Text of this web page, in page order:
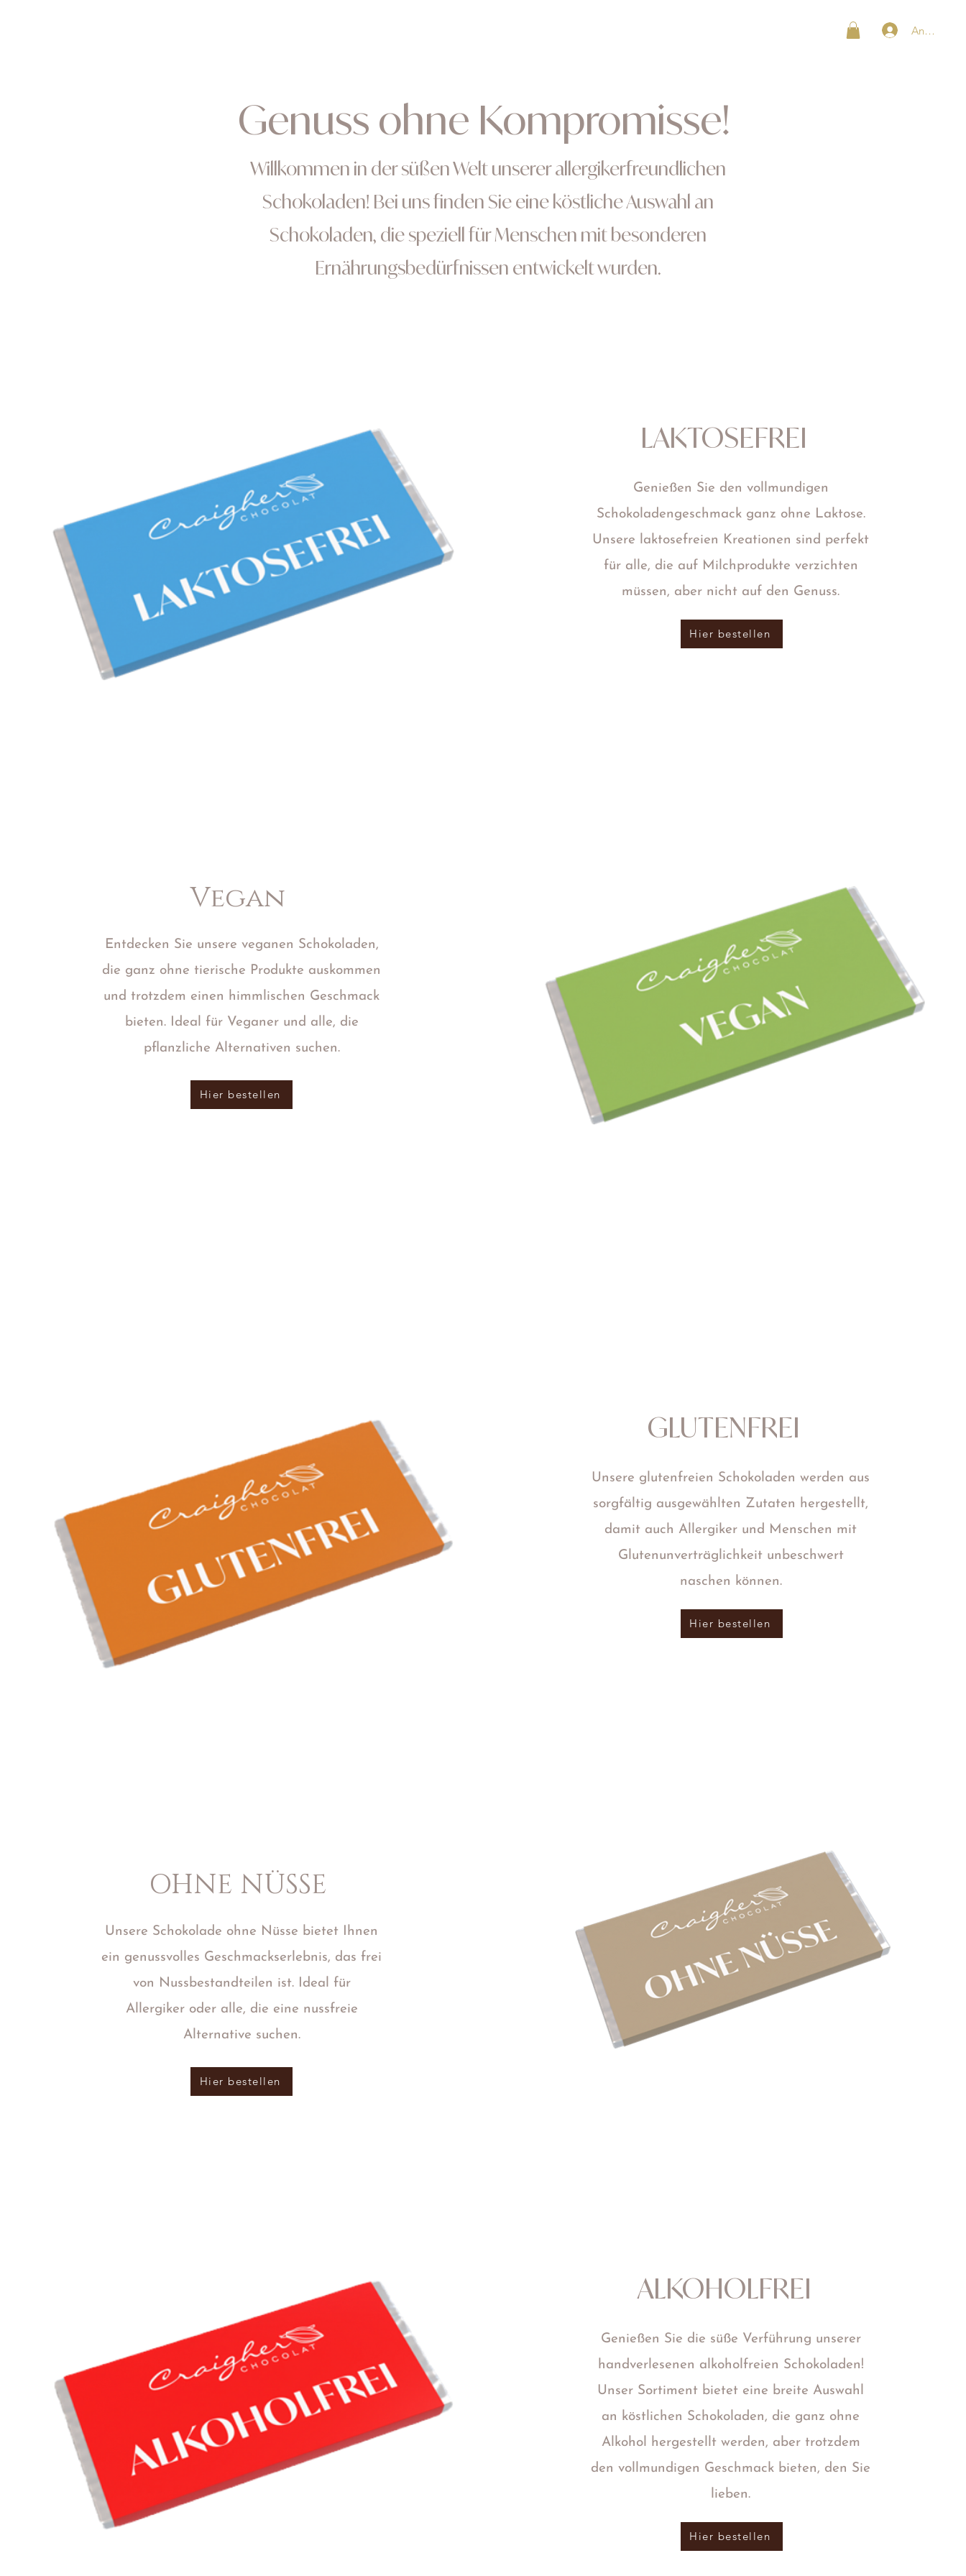
Anmelden
Genuss ohne Kompromisse!
Über uns
Willkommen in der süßen Welt unserer allergikerfreundlichen
Schokoladen! Bei uns finden Sie eine köstliche Auswahl an
Schokoladen, die speziell für Menschen mit besonderen
Ernährungsbedürfnissen entwickelt wurden.
LAKTOSEFREI
Genießen Sie den vollmundigen
Schokoladengeschmack ganz ohne Laktose.
Unsere laktosefreien Kreationen sind perfekt
für alle, die auf Milchprodukte verzichten
müssen, aber nicht auf den Genuss.
Hier bestellen
Vegan
Entdecken Sie unsere veganen Schokoladen,
die ganz ohne tierische Produkte auskommen
und trotzdem einen himmlischen Geschmack
bieten. Ideal für Veganer und alle, die
pflanzliche Alternativen suchen.
Hier bestellen
GLUTENFREI
Unsere glutenfreien Schokoladen werden aus
sorgfältig ausgewählten Zutaten hergestellt,
damit auch Allergiker und Menschen mit
Glutenunverträglichkeit unbeschwert
naschen können.
Hier bestellen
OHNE NÜSSE
Unsere Schokolade ohne Nüsse bietet Ihnen
ein genussvolles Geschmackserlebnis, das frei
von Nussbestandteilen ist. Ideal für
Allergiker oder alle, die eine nussfreie
Alternative suchen.
Hier bestellen
ALKOHOLFREI
Genießen Sie die süße Verführung unserer
handverlesenen alkoholfreien Schokoladen!
Unser Sortiment bietet eine breite Auswahl
an köstlichen Schokoladen, die ganz ohne
Alkohol hergestellt werden, aber trotzdem
den vollmundigen Geschmack bieten, den Sie
lieben.
Hier bestellen